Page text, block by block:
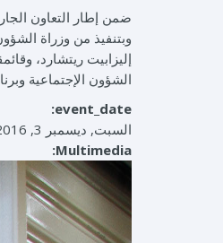
ضمن إطار التعاون
وبتنفيذ من وزراة
إليزابيت ريتشارد،
الشؤون الإجتماعية وبرنامج
event_date:
السبت, ديسمبر 3, 2016
Multimedia: